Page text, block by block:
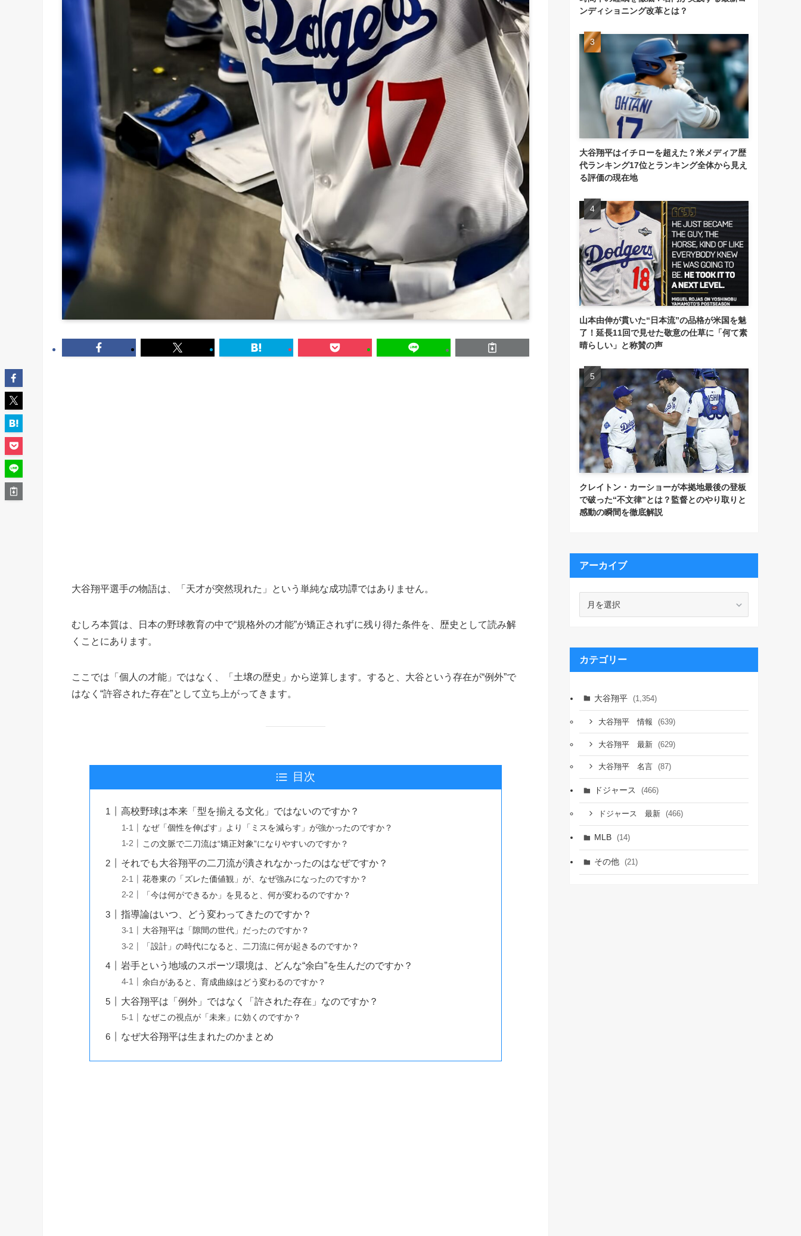
大谷翔平選手の物語は、「天才が突然現れた」という単純な成功譚ではありません。
むしろ本質は、日本の野球教育の中で“規格外の才能”が矯正されずに残り得た条件を、歴史として読み解
くことにあります。
ここでは「個人の才能」ではなく、「土壌の歴史」から逆算します。すると、大谷という存在が“例外”で
はなく“許容された存在”として立ち上がってきます。
目次
高校野球は本来「型を揃える文化」ではないのですか？
なぜ「個性を伸ばす」より「ミスを減らす」が強かったのですか？
この文脈で二刀流は“矯正対象”になりやすいのですか？
それでも大谷翔平の二刀流が潰されなかったのはなぜですか？
花巻東の「ズレた価値観」が、なぜ強みになったのですか？
「今は何ができるか」を見ると、何が変わるのですか？
指導論はいつ、どう変わってきたのですか？
大谷翔平は「隙間の世代」だったのですか？
「設計」の時代になると、二刀流に何が起きるのですか？
岩手という地域のスポーツ環境は、どんな“余白”を生んだのですか？
余白があると、育成曲線はどう変わるのですか？
大谷翔平は「例外」ではなく「許された存在」なのですか？
なぜこの視点が「未来」に効くのですか？
なぜ大谷翔平は生まれたのかまとめ
ンディショニング改革とは？
大谷翔平はイチローを超えた？米メディア歴
代ランキング17位とランキング全体から見え
る評価の現在地
山本由伸が貫いた“日本流”の品格が米国を魅
了！延長11回で見せた敬意の仕草に「何て素
晴らしい」と称賛の声
クレイトン・カーショーが本拠地最後の登板
で破った“不文律”とは？監督とのやり取りと
感動の瞬間を徹底解説
アーカイブ
ブ
カテゴリー
大谷翔平 (1,354)
大谷翔平 情報 (639)
大谷翔平 最新 (629)
大谷翔平 名言 (87)
ドジャース (466)
ドジャース 最新 (466)
MLB (14)
その他 (21)